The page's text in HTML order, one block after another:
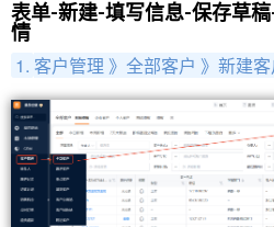
表单-新建-填写信息-保存草
情
1. 客户管理 》全部客户 》 新建客